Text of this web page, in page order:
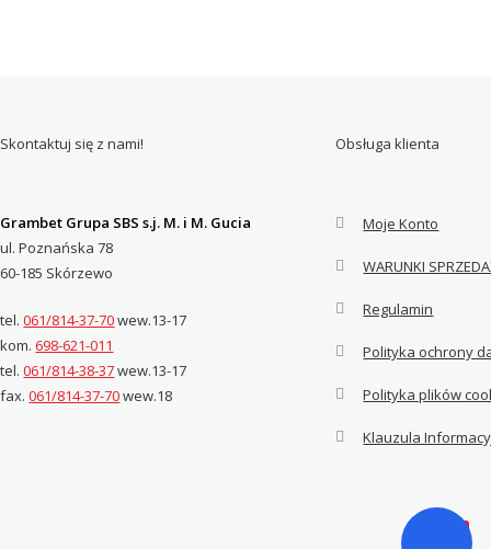
Skontaktuj się z nami!
Grambet Grupa SBS s.j. M. i M. Gucia
ul. Poznańska 78
60-185 Skórzewo
tel.061/814-37-70wew.13-17
kom. 698-621-011
tel.061/814-38-37wew.13-17
fax.061/814-37-70wew.18
Obsługa klienta
Moje Konto
WARUNKI
Regulamin
Polityka ochrony
Polityka plików
Klauzula